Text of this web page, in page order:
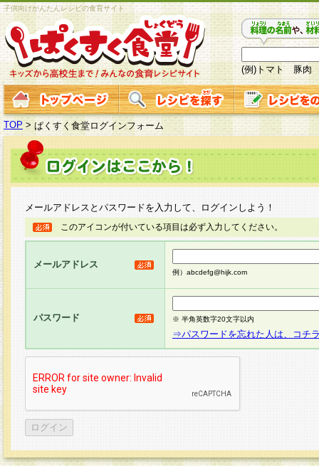
子供向けかんたんレシピの食育サイト
(例)トマト 豚肉
TOP > ぱくすく食堂ログインフォーム
メールアドレスとパスワードを入力して、ログインしよう！
このアイコンが付いている項目は必ず入力してください。
メールアドレス
例）abcdefg@hijk.com
パスワード ※ 半角英数字20文字以内
⇒パスワードを忘れた人は、コチ